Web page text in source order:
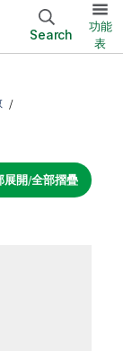
Search
功能
表
展開/全部摺疊